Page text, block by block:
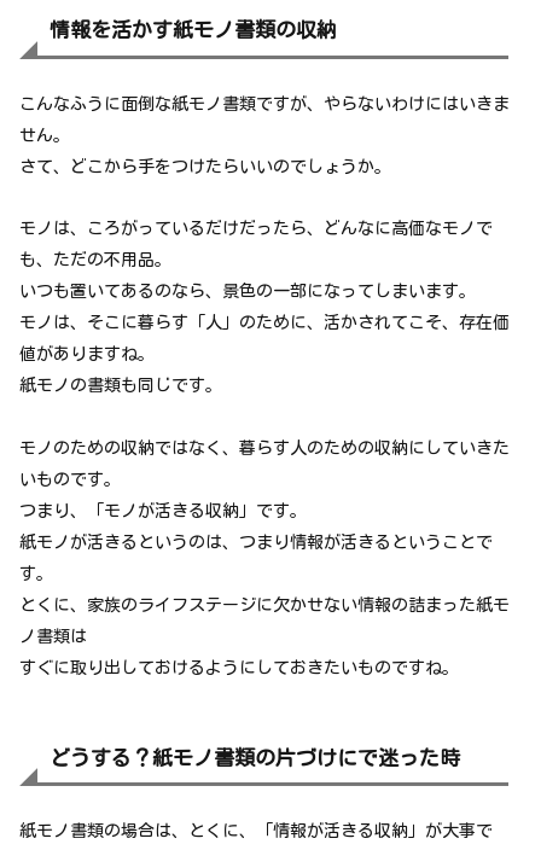
情報を活かす紙モノ書類の収納
こんなふうに面倒な紙モノ書類ですが、やらないわけにはいきま
せん。
さて、どこから手をつけたらいいのでしょうか。
モノは、ころがっているだけだったら、どんなに高価なモノで
も、ただの不用品。
いつも置いてあるのなら、景色の一部になってしまいます。
モノは、そこに暮らす「人」のために、活かされてこそ、存在価
値がありますね。
紙モノの書類も同じです。
モノのための収納ではなく、暮らす人のための収納にしていきた
いものです。
つまり、「モノが活きる収納」です。
紙モノが活きるというのは、つまり情報が活きるということで
す。
とくに、家族のライフステージに欠かせない情報の詰まった紙モ
ノ書類は
すぐに取り出しておけるようにしておきたいものですね。
どうする？紙モノ書類の片づけにで迷った時
紙モノ書類の場合は、とくに、「情報が活きる収納」が大事で